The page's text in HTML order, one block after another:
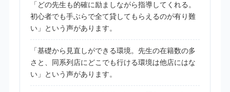
「どの先生も的確に励ましながら指導してくれる。
初心者でも手ぶらで全て貸してもらえるのが有り難
い」という声があります。
「基礎から見直しができる環境。先生の在籍数の多
さと、同系列店にどこでも行ける環境は他店にはな
い」という声があります。